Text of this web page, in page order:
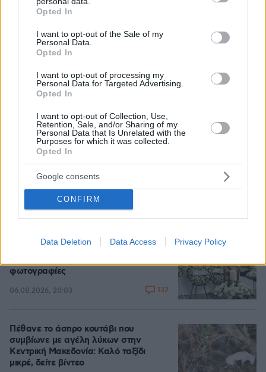
grant or deny consent to Google and its third-party tags to
use your data for below specified purposes in below Google
consent section.
Opted In
I want to opt-out of the Sale of my
Personal Data.
Opted In
I want to opt-out of processing my
Personal Data for Targeted Advertising.
Opted In
I want to opt-out of Collection, Use,
Retention, Sale, and/or Sharing of my
Personal Data that Is Unrelated with the
Purposes for which it was collected.
Opted In
Google consents
CONFIRM
Data Deletion Data Access Privacy Policy
ερευνητής που κατέγραφε τη
συμβίωση του μικρού σκυλιού με
αγέλη λύκων εξηγεί γιατί δεν
06.08.2026, 19:34 185
Προϊόν εργαστηρίου ή της φύσης ο
κορωνοϊός; Άλλα έλεγε δημόσια ο
Φάουτσι και άλλα ιδιωτικά, αρνήθηκε
100 φορές να απαντήσει στο
06.08.2026, 21:40 177
οδύνης έγινε η αποτέφρωση του
συντονιστή που σκοτώθηκε μετά τη
φωτογραφίες
06.08.2026, 20:03 132
Πέθανε το άσπρο κουτάβι που
συμβίωνε με αγέλη λύκων στην
Κεντρική Μακεδονία: Καλό ταξίδι
μικρέ, δείτε βίντεο